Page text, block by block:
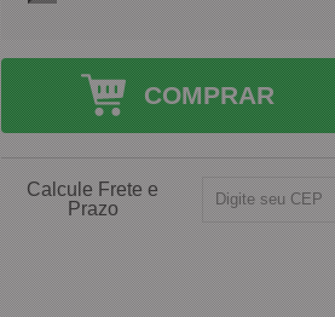
COMPRAR
Calcule Frete e
Prazo